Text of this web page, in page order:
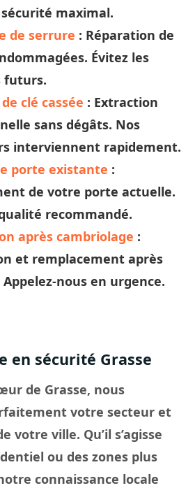
maximal.
de serrure : Réparation de
Évitez les
futurs.
clé cassée : Extraction
sans dégâts. Nos
interviennent rapidement.
porte existante :
de votre porte actuelle.
recommandé.
après cambriolage :
et remplacement après
nous en urgence.
en sécurité Grasse
de Grasse, nous
votre secteur et
votre ville. Qu’il s’agisse
ou des zones plus
connaissance locale